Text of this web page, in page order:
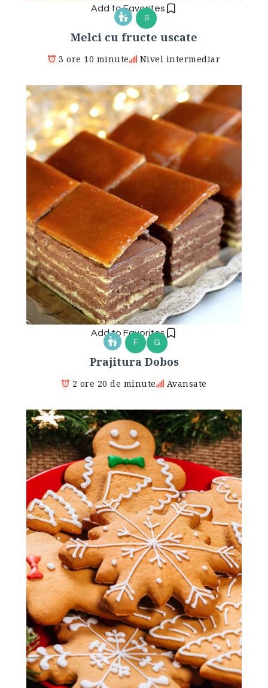
Add to Favorites
S
Melci cu fructe uscate
3 ore 10 minute Nivel intermediar
Add to Favorites
F G
Prajitura Dobos
2 ore 20 de minute Avansate